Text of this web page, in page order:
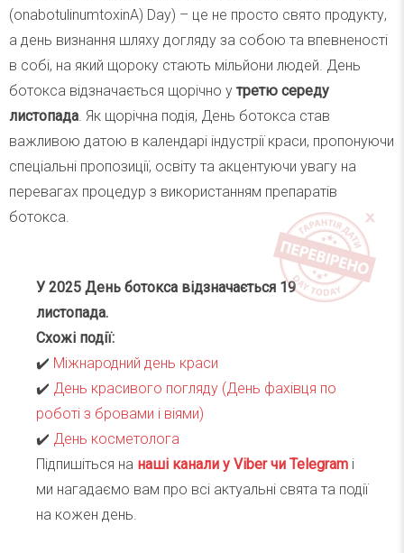
(onabotulinumtoxinA) Day) – це не просто свято продукту,
а день визнання шляху догляду за собою та впевненості
в собі, на який щороку стають мільйони людей. День
ботокса відзначається щорічно у третю середу
листопада. Як щорічна подія, День ботокса став
важливою датою в календарі індустрії краси, пропонуючи
спеціальні пропозиції, освіту та акцентуючи увагу на
перевагах процедур з використанням препаратів
ботокса.
У 2025 День ботокса відзначається 19
листопада.
Схожі події:
✔️ Міжнародний день краси
✔️ День красивого погляду (День фахівця по
роботі з бровами і віями)
✔️ День косметолога
Підпишіться на наші канали у Viber чи Telegram і
ми нагадаємо вам про всі актуальні свята та події
на кожен день.